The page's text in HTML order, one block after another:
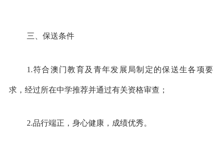
三、保送条件
1.符合澳门教育及青年发展局制定的保送生各项要
求，经过所在中学推荐并通过有关资格审查；
2.品行端正，身心健康，成绩优秀。